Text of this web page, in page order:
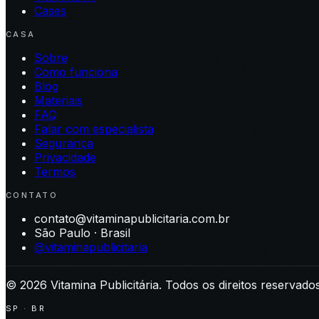
Cases
CASA
Sobre
Como funciona
Blog
Materiais
FAQ
Falar com especialista
Segurança
Privacidade
Termos
CONTATO
contato@vitaminapublicitaria.com.br
São Paulo · Brasil
@vitaminapublicitaria
© 2026 Vitamina Publicitária. Todos os direitos
SP · BR